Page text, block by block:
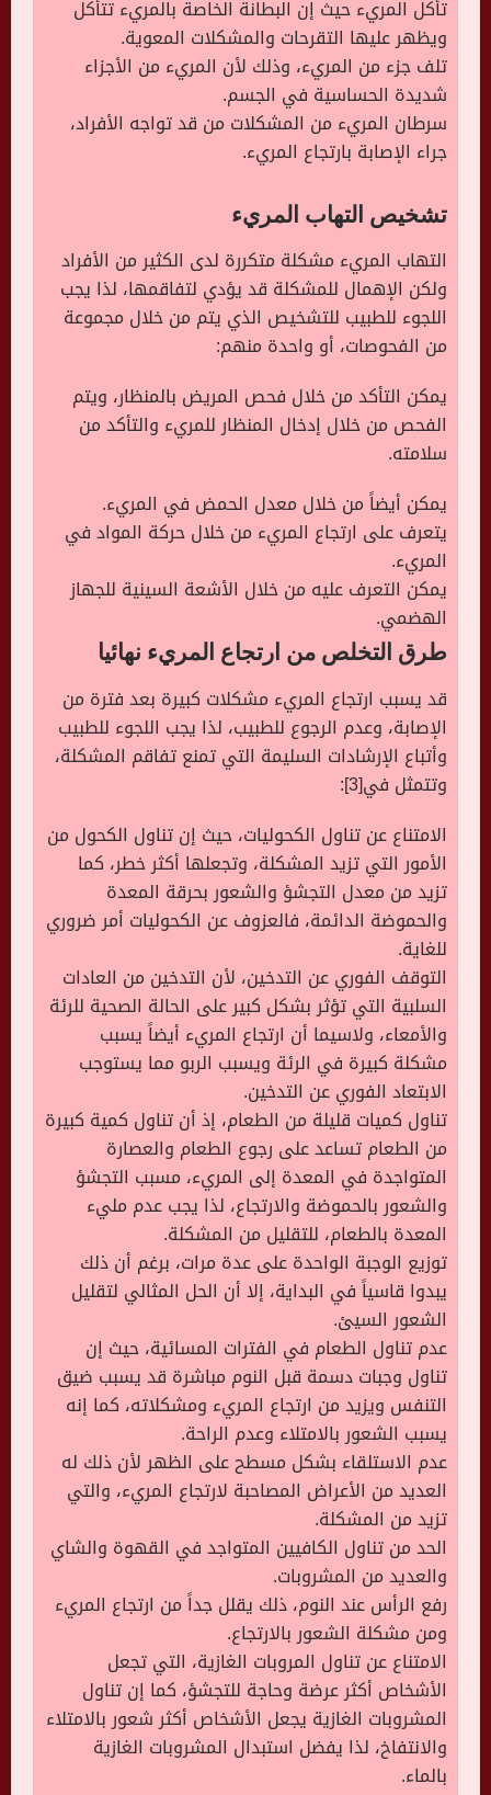
تأكل المريء حيث إن البطانة الخاصة بالمريء تتأكل
ويظهر عليها التقرحات والمشكلات المعوية.
تلف جزء من المريء، وذلك لأن المريء من الأجزاء
شديدة الحساسية في الجسم.
سرطان المريء من المشكلات من قد تواجه الأفراد،
جراء الإصابة بارتجاع المريء.
تشخيص التهاب المريء
التهاب المريء مشكلة متكررة لدى الكثير من الأفراد
ولكن الإهمال للمشكلة قد يؤدي لتفاقمها، لذا يجب
اللجوء للطبيب للتشخيص الذي يتم من خلال مجموعة
من الفحوصات، أو واحدة منهم:
يمكن التأكد من خلال فحص المريض بالمنظار، ويتم
الفحص من خلال إدخال المنظار للمريء والتأكد من
سلامته.
يمكن أيضاً من خلال معدل الحمض في المريء.
يتعرف على ارتجاع المريء من خلال حركة المواد في
المريء.
يمكن التعرف عليه من خلال الأشعة السينية للجهاز
الهضمي.
طرق التخلص من ارتجاع المريء نهائيا
قد يسبب ارتجاع المريء مشكلات كبيرة بعد فترة من
الإصابة، وعدم الرجوع للطبيب، لذا يجب اللجوء للطبيب
وأتباع الإرشادات السليمة التي تمنع تفاقم المشكلة،
وتتمثل في[3]:
الامتناع عن تناول الكحوليات، حيث إن تناول الكحول من
الأمور التي تزيد المشكلة، وتجعلها أكثر خطر، كما
تزيد من معدل التجشؤ والشعور بحرقة المعدة
والحموضة الدائمة، فالعزوف عن الكحوليات أمر ضروري
للغاية.
التوقف الفوري عن التدخين، لأن التدخين من العادات
السلبية التي تؤثر بشكل كبير على الحالة الصحية للرئة
والأمعاء، ولاسيما أن ارتجاع المريء أيضاً يسبب
مشكلة كبيرة في الرئة ويسبب الربو مما يستوجب
الابتعاد الفوري عن التدخين.
تناول كميات قليلة من الطعام، إذ أن تناول كمية كبيرة
من الطعام تساعد على رجوع الطعام والعصارة
المتواجدة في المعدة إلى المريء، مسبب التجشؤ
والشعور بالحموضة والارتجاع، لذا يجب عدم مليء
المعدة بالطعام، للتقليل من المشكلة.
توزيع الوجبة الواحدة على عدة مرات، برغم أن ذلك
يبدوا قاسياً في البداية، إلا أن الحل المثالي لتقليل
الشعور السيئ.
عدم تناول الطعام في الفترات المسائية، حيث إن
تناول وجبات دسمة قبل النوم مباشرة قد يسبب ضيق
التنفس ويزيد من ارتجاع المريء ومشكلاته، كما إنه
يسبب الشعور بالامتلاء وعدم الراحة.
عدم الاستلقاء بشكل مسطح على الظهر لأن ذلك له
العديد من الأعراض المصاحبة لارتجاع المريء، والتي
تزيد من المشكلة.
الحد من تناول الكافيين المتواجد في القهوة والشاي
والعديد من المشروبات.
رفع الرأس عند النوم، ذلك يقلل جداً من ارتجاع المريء
ومن مشكلة الشعور بالارتجاع.
الامتناع عن تناول المروبات الغازية، التي تجعل
الأشخاص أكثر عرضة وحاجة للتجشؤ، كما إن تناول
المشروبات الغازية يجعل الأشخاص أكثر شعور بالامتلاء
والانتفاخ، لذا يفضل استبدال المشروبات الغازية
بالماء.